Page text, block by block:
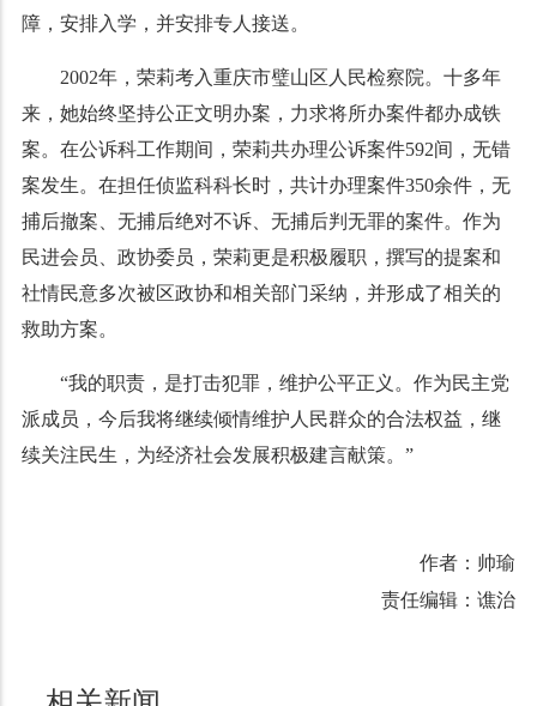
障，安排入学，并安排专人接送。
2002年，荣莉考入重庆市璧山区人民检察院。十多年
来，她始终坚持公正文明办案，力求将所办案件都办成铁
案。在公诉科工作期间，荣莉共办理公诉案件592间，无错
案发生。在担任侦监科科长时，共计办理案件350余件，无
捕后撤案、无捕后绝对不诉、无捕后判无罪的案件。作为
民进会员、政协委员，荣莉更是积极履职，撰写的提案和
社情民意多次被区政协和相关部门采纳，并形成了相关的
救助方案。
“我的职责，是打击犯罪，维护公平正义。作为民主党
派成员，今后我将继续倾情维护人民群众的合法权益，继
续关注民生，为经济社会发展积极建言献策。”
作者：帅瑜
责任编辑：谯治